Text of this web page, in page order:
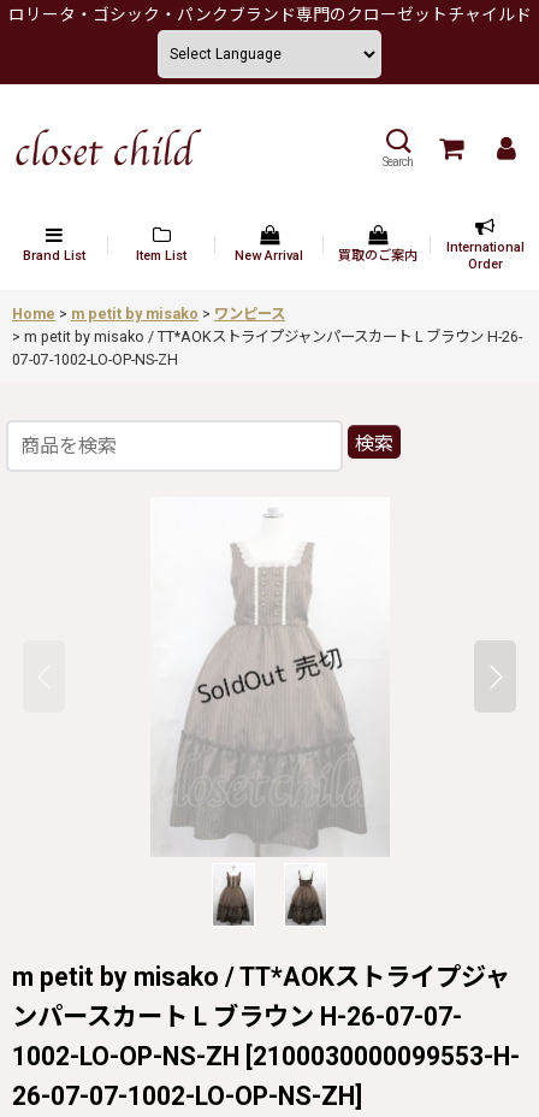
ロリータ・ゴシック・パンクブランド専門のクローゼットチャイルド
Search
Brand List Item List New Arrival 買取のご案内
International
Order
Home > m petit by misako > ワンピース
> m petit by misako / TT*AOKストライプジャンパースカート L ブラウン H-26-
07-07-1002-LO-OP-NS-ZH
検索
m petit by misako / TT*AOKストライプジャ
ンパースカート L ブラウン H-26-07-07-
1002-LO-OP-NS-ZH [2100030000099553-H-
26-07-07-1002-LO-OP-NS-ZH]